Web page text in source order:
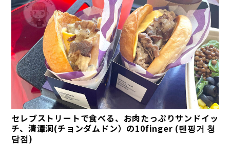
セレブストリートで食べる、お肉たっぷりサンドイッ
チ、清潭洞(チョンダムドン）の10finger (텐핑거 청
담점)